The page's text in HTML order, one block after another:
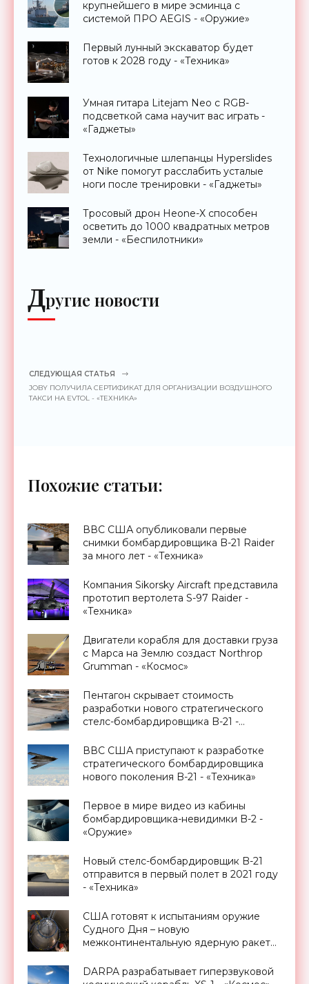
крупнейшего в мире эсминца с
системой ПРО AEGIS - «Оружие»
Первый лунный экскаватор будет
готов к 2028 году - «Техника»
Умная гитара Litejam Neo с RGB-
подсветкой сама научит вас играть -
«Гаджеты»
Технологичные шлепанцы Hyperslides
от Nike помогут расслабить усталые
ноги после тренировки - «Гаджеты»
Тросовый дрон Heone-X способен
осветить до 1000 квадратных метров
земли - «Беспилотники»
Другие новости
СЛЕДУЮЩАЯ СТАТЬЯ
JOBY ПОЛУЧИЛА СЕРТИФИКАТ ДЛЯ ОРГАНИЗАЦИИ ВОЗДУШНОГО
ТАКСИ НА EVTOL - «ТЕХНИКА»
Похожие статьи:
ВВС США опубликовали первые
снимки бомбардировщика B-21 Raider
за много лет - «Техника»
Компания Sikorsky Aircraft представила
прототип вертолета S-97 Raider -
«Техника»
Двигатели корабля для доставки груза
с Марса на Землю создаст Northrop
Grumman - «Космос»
Пентагон скрывает стоимость
разработки нового стратегического
стелс-бомбардировщика B-21 -
ВВС США приступают к разработке
стратегического бомбардировщика
нового поколения B-21 - «Техника»
Первое в мире видео из кабины
бомбардировщика-невидимки B-2 -
«Оружие»
Новый стелс-бомбардировщик B-21
отправится в первый полет в 2021 году
- «Техника»
США готовят к испытаниям оружие
Судного Дня – новую
межконтинентальную ядерную ракету
DARPA разрабатывает гиперзвуковой